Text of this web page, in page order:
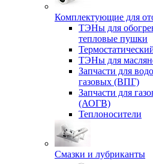
Комплектующие для
ТЭНы для
тепловые пушки
ТЭНы для
Запчасти для
газовых (ВПГ)
Запчасти для
(АОГВ)
Теплоносители
Смазки и лубриканты